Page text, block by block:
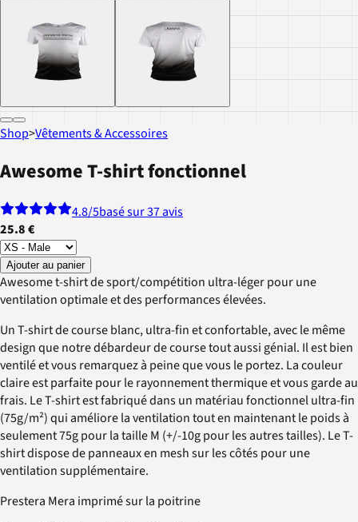
Shop>Vêtements & Accessoires
Awesome T-shirt fonctionnel
4.8/5basé sur 37 avis
25.8 €
Ajouter au panier
Awesome t-shirt de sport/compétition ultra-léger pour une
ventilation optimale et des performances élevées.
Un T-shirt de course blanc, ultra-fin et confortable, avec le même
design que notre débardeur de course tout aussi génial. Il est bien
ventilé et vous remarquez à peine que vous le portez. La couleur
claire est parfaite pour le rayonnement thermique et vous garde au
frais. Le T-shirt est fabriqué dans un matériau fonctionnel ultra-fin
(75g/m²) qui améliore la ventilation tout en maintenant le poids à
seulement 75g pour la taille M (+/-10g pour les autres tailles). Le T-
shirt dispose de panneaux en mesh sur les côtés pour une
ventilation supplémentaire.
Prestera Mera imprimé sur la poitrine